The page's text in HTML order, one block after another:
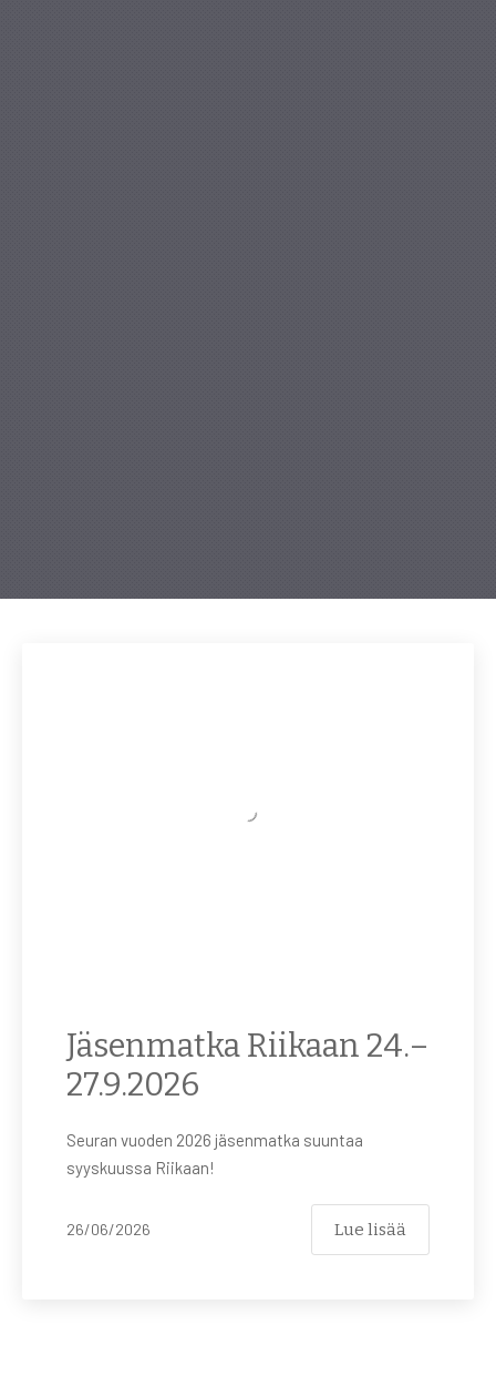
Jäsenmatka Riikaan 24.–
27.9.2026
Seuran vuoden 2026 jäsenmatka suuntaa
syyskuussa Riikaan!
26/06/2026 Lue lisää